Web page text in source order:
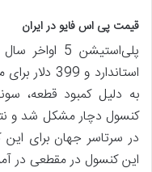
قیمت پی اس فایو در ایران
استاندارد و
کنسول دچار مشکل شد و
در سرتاسر جهان برای
این کنسول در مقطعی در آمریکا به حدود 1